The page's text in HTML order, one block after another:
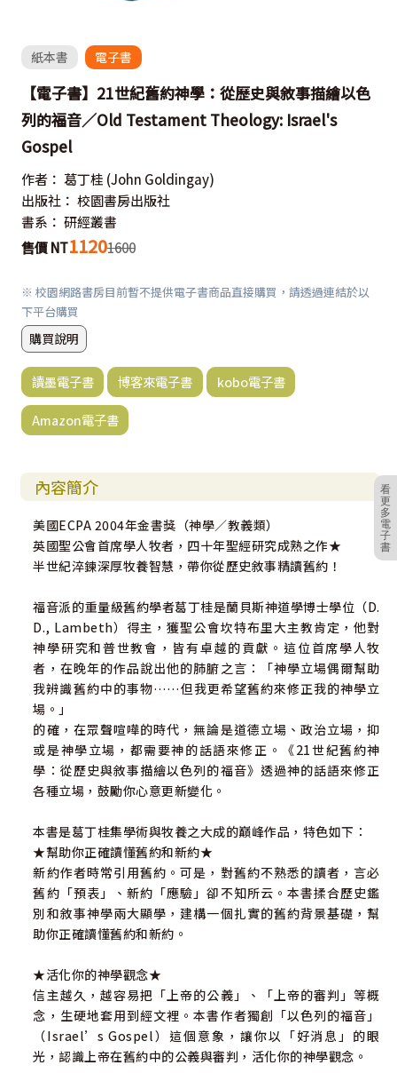
看
更
多
電
子
書
紙本書 電子書
【電子書】21世紀舊約神學：從歷史與敘事描繪以色
列的福音／Old Testament Theology: Israel's
Gospel
作者： 葛丁桂 (John Goldingay)
出版社： 校園書房出版社
書系： 研經叢書
售價 NT11201600
※ 校園網路書房目前暫不提供電子書商品直接購買，請透過連結於以
下平台購買
購買說明
讀墨電子書 博客來電子書 kobo電子書
Amazon電子書
內容簡介
美國ECPA 2004年金書獎（神學／教義類）
英國聖公會首席學人牧者，四十年聖經研究成熟之作★
半世紀淬鍊深厚牧養智慧，帶你從歷史敘事精讀舊約！
福音派的重量級舊約學者葛丁桂是蘭貝斯神道學博士學位（D.
D., Lambeth）得主，獲聖公會坎特布里大主教肯定，他對
神學研究和普世教會，皆有卓越的貢獻。這位首席學人牧
者，在晚年的作品說出他的肺腑之言：「神學立場偶爾幫助
我辨識舊約中的事物……但我更希望舊約來修正我的神學立
場。」
的確，在眾聲喧嘩的時代，無論是道德立場、政治立場，抑
或是神學立場，都需要神的話語來修正。《21世紀舊約神
學：從歷史與敘事描繪以色列的福音》透過神的話語來修正
各種立場，鼓勵你心意更新變化。
本書是葛丁桂集學術與牧養之大成的巔峰作品，特色如下：
★幫助你正確讀懂舊約和新約★
新約作者時常引用舊約。可是，對舊約不熟悉的讀者，言必
舊約「預表」、新約「應驗」卻不知所云。本書揉合歷史鑑
別和敘事神學兩大顯學，建構一個扎實的舊約背景基礎，幫
助你正確讀懂舊約和新約。
★活化你的神學觀念★
信主越久，越容易把「上帝的公義」、「上帝的審判」等概
念，生硬地套用到經文裡。本書作者獨創「以色列的福音」
（Israel’s Gospel）這個意象，讓你以「好消息」的眼
光，認識上帝在舊約中的公義與審判，活化你的神學觀念。